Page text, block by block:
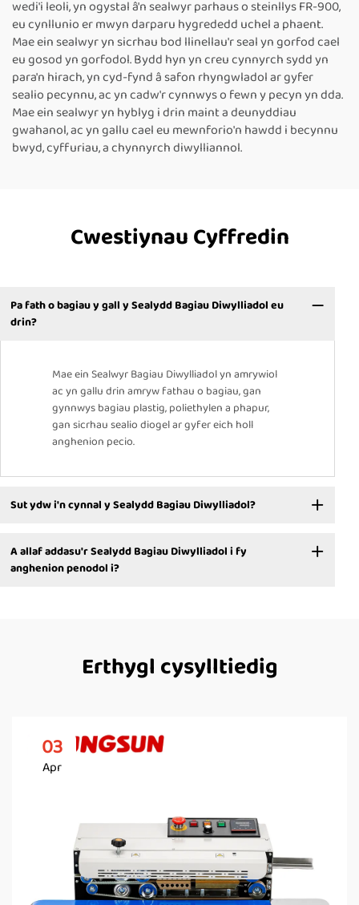
wedi'i leoli, yn ogystal â'n sealwyr parhaus o steinllys FR-900,
eu cynllunio er mwyn darparu hygrededd uchel a phaent.
Mae ein sealwyr yn sicrhau bod llinellau'r seal yn gorfod cael
eu gosod yn gorfodol. Bydd hyn yn creu cynnyrch sydd yn
para'n hirach, yn cyd-fynd â safon rhyngwladol ar gyfer
sealio pecynnu, ac yn cadw'r cynnwys o fewn y pecyn yn dda.
Mae ein sealwyr yn hyblyg i drin maint a deunyddiau
gwahanol, ac yn gallu cael eu mewnforio'n hawdd i becynnu
bwyd, cyffuriau, a chynnyrch diwylliannol.
Cwestiynau Cyffredin
Pa fath o bagiau y gall y Sealydd Bagiau Diwylliadol eu
drin?
Mae ein Sealwyr Bagiau Diwylliadol yn amrywiol
ac yn gallu drin amryw fathau o bagiau, gan
gynnwys bagiau plastig, poliethylen a phapur,
gan sicrhau sealio diogel ar gyfer eich holl
anghenion pecio.
Sut ydw i'n cynnal y Sealydd Bagiau Diwylliadol?
A allaf addasu'r Sealydd Bagiau Diwylliadol i fy
anghenion penodol i?
Erthygl cysylltiedig
03
Apr